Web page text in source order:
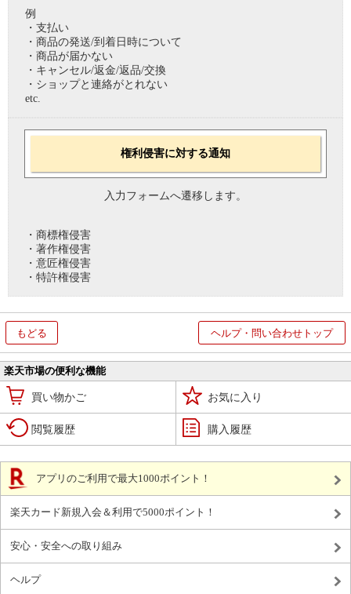
例
・支払い
・商品の発送/到着日時について
・商品が届かない
・キャンセル/返金/返品/交換
・ショップと連絡がとれない
etc.
権利侵害に対する通知
入力フォームへ遷移します。
・商標権侵害
・著作権侵害
・意匠権侵害
・特許権侵害
もどる ヘルプ・問い合わせトップ
楽天市場の便利な機能
買い物かご お気に入り
閲覧履歴 購入履歴
アプリのご利用で最大1000ポイント！
楽天カード新規入会＆利用で5000ポイント！
安心・安全への取り組み
ヘルプ